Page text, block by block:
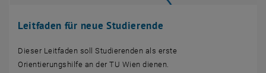
Leitfaden für neue Studierende
Dieser Leitfaden soll Studierenden als erste
Orientierungshilfe an der TU Wien dienen.